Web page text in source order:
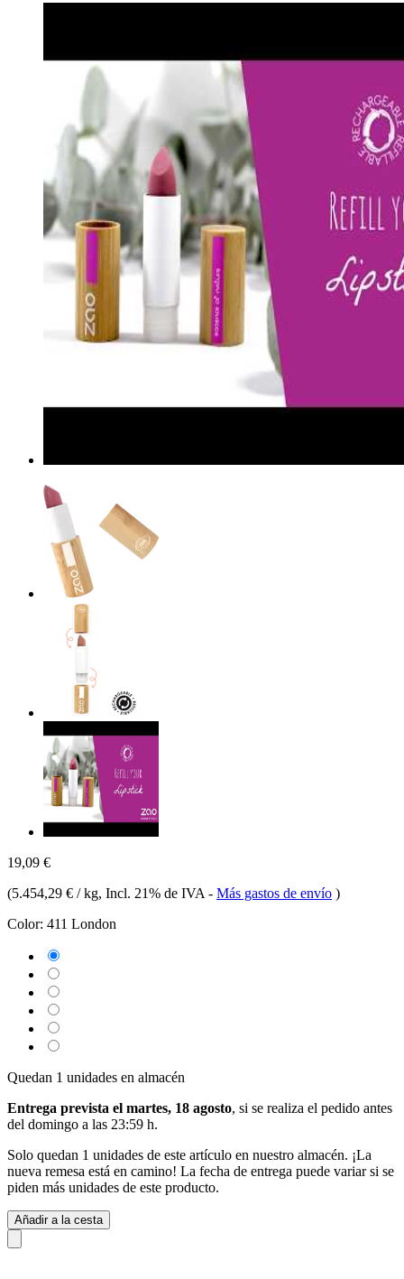
19,09 €
(5.454,29 € / kg, Incl. 21% de IVA - Más gastos de envío )
Color: 411 London
Quedan 1 unidades en almacén
Entrega prevista el martes, 18 agosto, si se realiza el pedido antes
del domingo a las 23:59 h.
Solo quedan 1 unidades de este artículo en nuestro almacén. ¡La
nueva remesa está en camino! La fecha de entrega puede variar si se
piden más unidades de este producto.
Añadir a la cesta